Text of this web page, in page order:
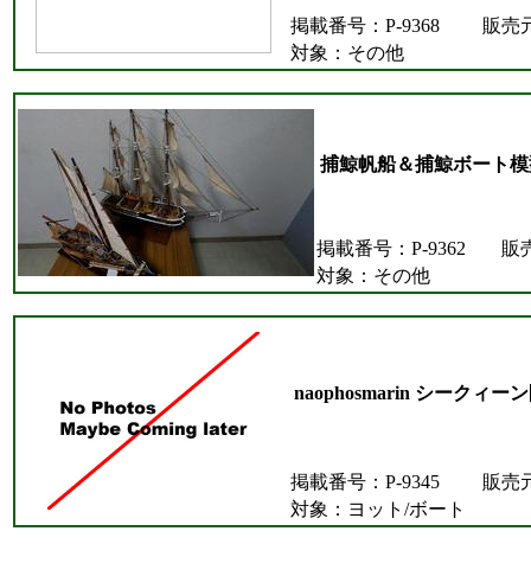
掲載番号：P-9368
販売
対象：その他
捕鯨帆船＆捕鯨ボート
掲載番号：P-9362
販
対象：その他
naophosmarin シークィー
掲載番号：P-9345
販売
対象：ヨット/ボート